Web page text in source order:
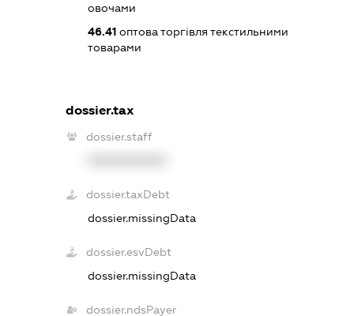
овочами
46.41оптова торгівля текстильними
товарами
dossier.tax
dossier.staff
dossier.taxDebt
dossier.missingData
dossier.esvDebt
dossier.missingData
dossier.ndsPayer